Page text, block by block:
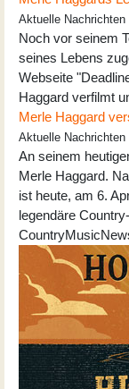
Aktuelle Nachrichten
Noch vor seinem
seines Lebens
Webseite
Haggard verfilmt
Merle Haggard
Aktuelle Nachrichten
An seinem
Merle Haggard.
ist heute, am 6.
legendäre